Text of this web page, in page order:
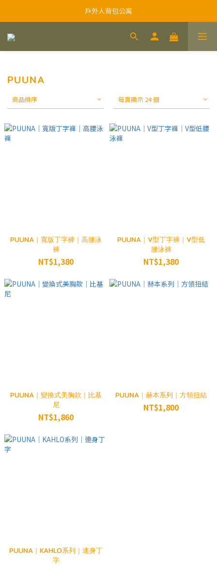
戶外人背包公寓
PUUNA
商品排序 每頁顯示 24 個
PUUNA｜寬版丁字褲｜高腰泳
褲
NT$1,380
PUUNA｜V型丁字褲｜V型低
腰泳褲
NT$1,380
PUUNA｜變換式美胸款｜比基
尼
NT$1,860
PUUNA｜赫本系列｜方領扭結
NT$1,800
PUUNA｜KAHLO系列｜連身丁
字